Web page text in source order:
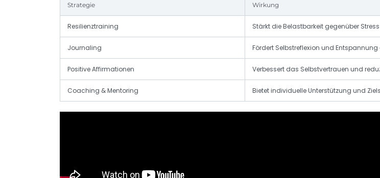
Strategie Wirkung
Resilienztraining Stärkt die Belastbarkeit gegenüber
Journaling Fördert Selbstreflexion und
Positive Affirmationen Verbessert das Selbstvertrauen und
Coaching & Mentoring Bietet individuelle Unterstützung und